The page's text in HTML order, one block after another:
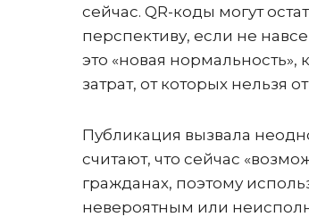
сейчас. QR-коды могут
перспективу, если не
это «новая
затрат, от которых нельзя
Публикация вызвала
считают, что сейчас
гражданах, поэтому
невероятным или